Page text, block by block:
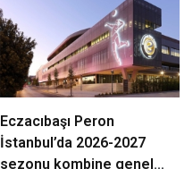
Eczacıbaşı Peron
İstanbul’da 2026-2027
sezonu kombine genel